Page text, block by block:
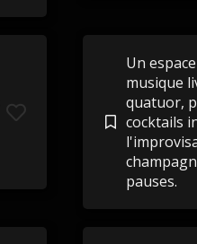
Un
musique
quatuor,
cocktails
pauses.